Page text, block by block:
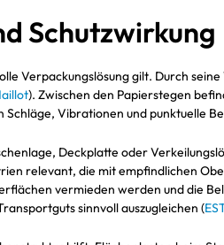
Schutzwirkung
Verpackungslösung gilt. Durch
). Zwischen den Papierstegen
Vibrationen und punktuelle
Deckplatte oder
relevant, die mit empfindlichen
vermieden werden und die
sinnvoll auszugleichen (